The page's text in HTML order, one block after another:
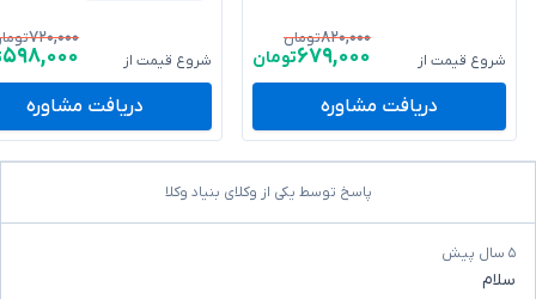
شروع قیمت از
۸۲۰,۰۰۰تومان
۶۷۹,۰۰۰تومان
دریافت مشاوره
شروع قیمت از
۷۲۰,۰۰۰
۵۹۸,۰۰۰
دریافت مشاوره
پاسخ توسط یکی از وکلای بنیاد وکلا
۵ سال پیش
سلام